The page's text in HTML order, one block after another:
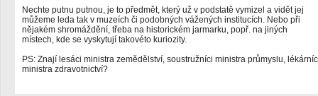
Nechte putnu putnou, je to předmět, který už v podstatě vymizel a vidět jej
můžeme leda tak v muzeích či podobných vážených institucích. Nebo při
nějakém shromáždění, třeba na historickém jarmarku, popř. na jiných
místech, kde se vyskytují takovéto kuriozity.
PS: Znají lesáci ministra zemědělství, soustružníci ministra průmyslu,
ministra zdravotnictví?